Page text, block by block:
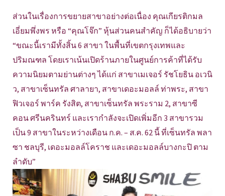
ส่วนในเรื่องการขยายสาขาอย่างต่อเนื่อง คุณเกียรติกมล
เอี่ยมพึ่งพร หรือ “คุณโจ๊ก” หุ้นส่วนคนสำคัญ ก็ได้อธิบายว่า
“ขณะนี้เรามีทั้งสิ้น 6 สาขา ในพื้นที่เขตกรุงเทพและ
ปริมณฑล โดยเราเน้นเปิดร้านภายในศูนย์การค้าที่ได้รับ
ความนิยมตามย่านต่างๆ ได้แก่ สาขาเมเจอร์ รัชโยธิน อเวนิ
ว, สาขาเซ็นทรัล ศาลายา, สาขาเดอะมอลล์ ท่าพระ, สาขา
ฟิวเจอร์ พาร์ค รังสิต, สาขาเซ็นทรัล พระราม 2, สาขาซี
คอน ศรีนครินทร์ และเรากำลังจะเปิดเพิ่มอีก 3 สาขารวม
เป็น 9 สาขาในระหว่างเดือน ก.ค. – ส.ค. 62 นี้ ที่เซ็นทรัล พลา
ซา ชลบุรี, เดอะมอลล์โคราช และเดอะมอลล์บางกะปิ ตาม
ลำดับ”